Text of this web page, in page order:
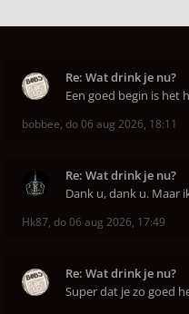
Re: Wat drink je nu?
Een goed begin is het
bobbee, do 06 aug 2026, 18:11
Re: Wat drink je nu?
Dank u, dank u. Maar
Hk87, do 06 aug 2026, 17:49
Re: Wat drink je nu?
Super dat je zo goed